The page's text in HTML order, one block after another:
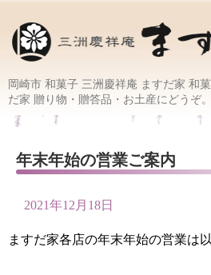
岡崎市 和菓子 三洲慶祥庵 ますだ家 和
だ家 贈り物・贈答品・お土産にどうぞ。
年末年始の営業ご案内
2021年12月18日
ますだ家各店の年末年始の営業は